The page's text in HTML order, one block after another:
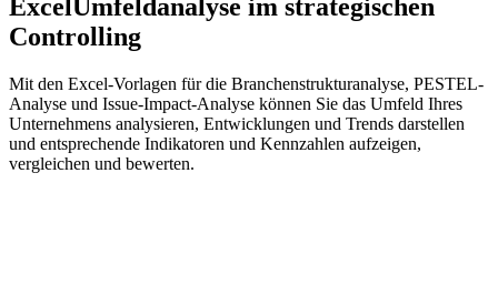
ExcelUmfeldanalyse im strategischen
Controlling
Mit den Excel-Vorlagen für die Branchenstrukturanalyse, PESTEL-
Analyse und Issue-Impact-Analyse können Sie das Umfeld Ihres
Unternehmens analysieren, Entwicklungen und Trends darstellen
und entsprechende Indikatoren und Kennzahlen aufzeigen,
vergleichen und bewerten.